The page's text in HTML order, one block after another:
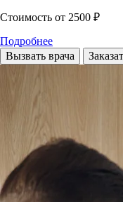
Стоимость от 2500 ₽
Подробнее
Вызвать врача